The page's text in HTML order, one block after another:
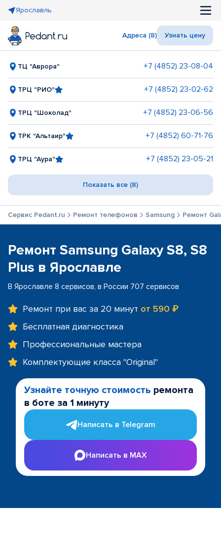
Ярославль
Адреса (8) Узнать цену
ТЦ "Аврора" +7 (4852) 23-08-04
ТРЦ "РИО" +7 (4852) 23-02-62
ТРЦ "Шоколад" +7 (4852) 23-06-56
ТРК "Альтаир" +7 (4852) 60-71-76
ТРЦ "Аура" +7 (4852) 23-05-21
Показать все (8)
Сервис Pedant.ru Ремонт телефонов Samsung Ремонт
Ремонт Samsung Galaxy S8, S8
Plus в Ярославле
В Ярославле 8 сервисов, в России 707 сервисов
Ремонт при вас за 20 минут от 590 ₽
Бесплатная диагностика
Профессиональные мастера
Комплектующие класса "Original"
Узнайте точную стоимость ремонта
в боте за 1 минуту
Написать в Telegram
Написать в MAX